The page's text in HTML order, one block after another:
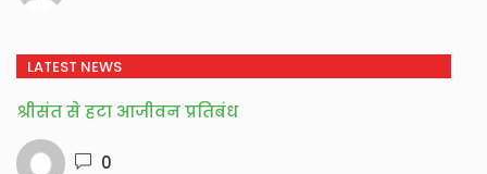
LATEST NEWS
श्रीसंत से हटा आजीवन प्रतिबंध
0